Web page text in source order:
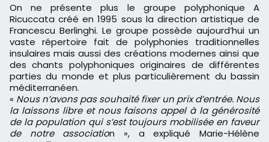
On ne présente plus le groupe polyphonique A
Ricuccata créé en 1995 sous la direction artistique de
Francescu Berlinghi. Le groupe possède aujourd’hui un
vaste répertoire fait de polyphonies traditionnelles
insulaires mais aussi des créations modernes ainsi que
des chants polyphoniques originaires de différentes
parties du monde et plus particulièrement du bassin
méditerranéen.
« Nous n’avons pas souhaité fixer un prix d’entrée. Nous
la laissons libre et nous faisons appel à la générosité
de la population qui s’est toujours mobilisée en faveur
de notre association », a expliqué Marie-Hélène